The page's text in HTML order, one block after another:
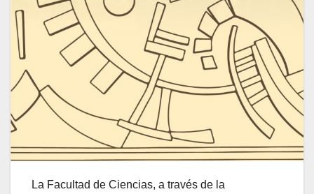
La Facultad de Ciencias, a través de la